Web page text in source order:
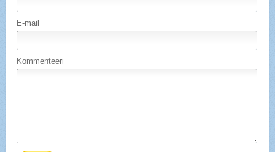
E-mail
Kommenteeri